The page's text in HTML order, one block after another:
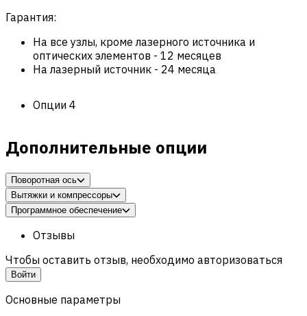
Гарантия:
На все узлы, кроме лазерного источника и
оптических элементов - 12 месяцев
На лазерный источник - 24 месяца
Опции 4
Дополнительные опции
Поворотная ось
Вытяжки и компрессоры
Программное обеспечение
Отзывы
Чтобы оставить отзыв, необходимо авторизоваться
Войти
Основные параметры